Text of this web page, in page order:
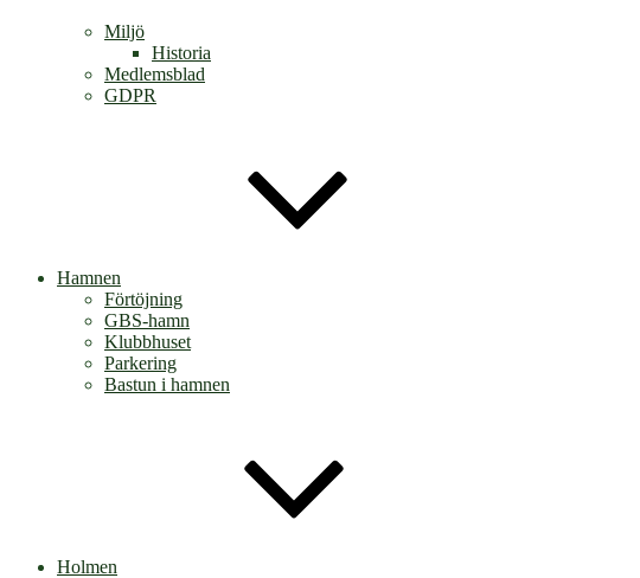
Miljö
Historia
Medlemsblad
GDPR
Hamnen
Förtöjning
GBS-hamn
Klubbhuset
Parkering
Bastun i hamnen
Holmen